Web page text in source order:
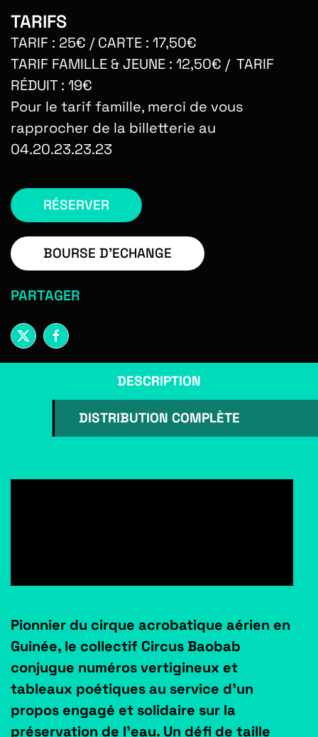
DESCRIPTION
DISTRIBUTION COMPLÈTE
Pionnier du cirque acrobatique aérien en
Guinée, le collectif Circus Baobab
conjugue numéros vertigineux et
tableaux poétiques au service d’un
propos engagé et solidaire sur la
préservation de l’eau. Un défi de taille
TARIFS
TARIF : 25€ / CARTE : 17,50€
TARIF FAMILLE & JEUNE : 12,50€ / TARIF
RÉDUIT : 19€
Pour le tarif famille, merci de vous
rapprocher de la billetterie au
04.20.23.23.23
RÉSERVER
BOURSE D'ECHANGE
PARTAGER